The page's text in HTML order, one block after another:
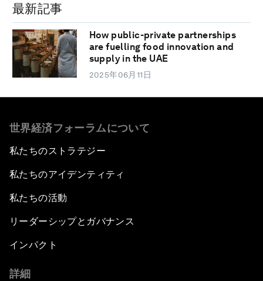
最新記事
How public-private partnerships
are fuelling food innovation and
supply in the UAE
2025年06月11日
世界経済フォーラムについて
私たちのストラテジー
私たちのアイデンティティ
私たちの活動
リーダーシップとガバナンス
インパクト
詳細